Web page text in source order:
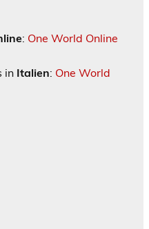
: One World Online
in Italien: One World